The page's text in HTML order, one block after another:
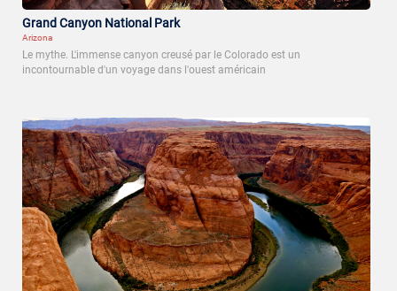
Grand Canyon National Park
Arizona
Le mythe. L'immense canyon creusé par le Colorado est un
incontournable d'un voyage dans l'ouest américain